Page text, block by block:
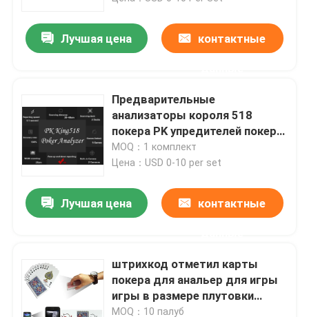
О нас
Контроль качества
Новости
Запросите цитату
Незримые играя карточки
Лучшая цена контактные
Предварительные
анализаторы короля 518
покера PK упредителей покера/
приборы покера обжуливая
MOQ：1 комплект
Цена：USD 0-10 per set
Лучшая цена контактные
штрихкод отметил карты
покера для анальер для игры
игры в размере плутовки
покера регулярном
MOQ：10 палуб